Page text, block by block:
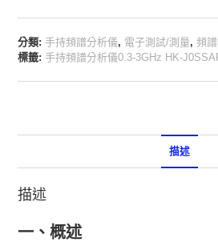
分類:手持頻譜分析儀, 電子測試/測量,頻
標籤:手持頻譜分析儀0.3-3GHz HK-
描述
描述
一、概述